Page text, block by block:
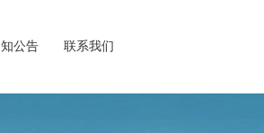
公告 联系我们